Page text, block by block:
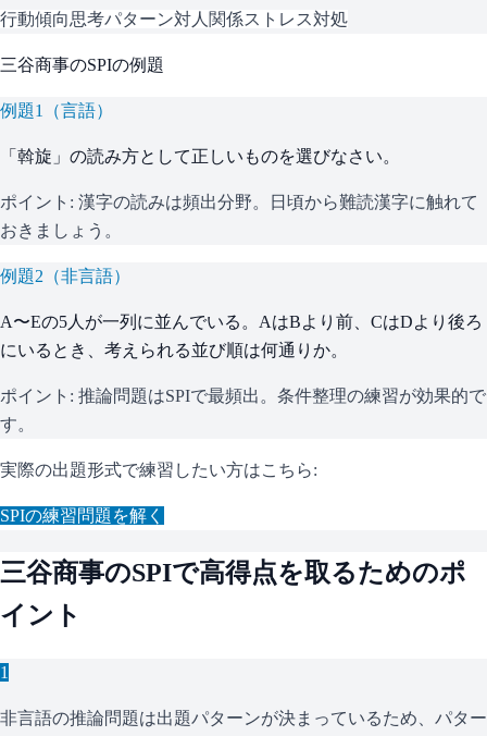
行動傾向思考パターン対人関係ストレス対処
三谷商事のSPIの例題
例題1 （言語）
「斡旋」の読み方として正しいものを選びなさい。
ポイント: 漢字の読みは頻出分野。日頃から難読漢字に触れて
おきましょう。
例題2 （非言語）
A〜Eの5人が一列に並んでいる。AはBより前、CはDより後ろ
にいるとき、考えられる並び順は何通りか。
ポイント: 推論問題はSPIで最頻出。条件整理の練習が効果的で
す。
実際の出題形式で練習したい方はこちら:
SPIの練習問題を解く
三谷商事のSPIで高得点を取るためのポ
イント
1
非言語の推論問題は出題パターンが決まっているため、パター